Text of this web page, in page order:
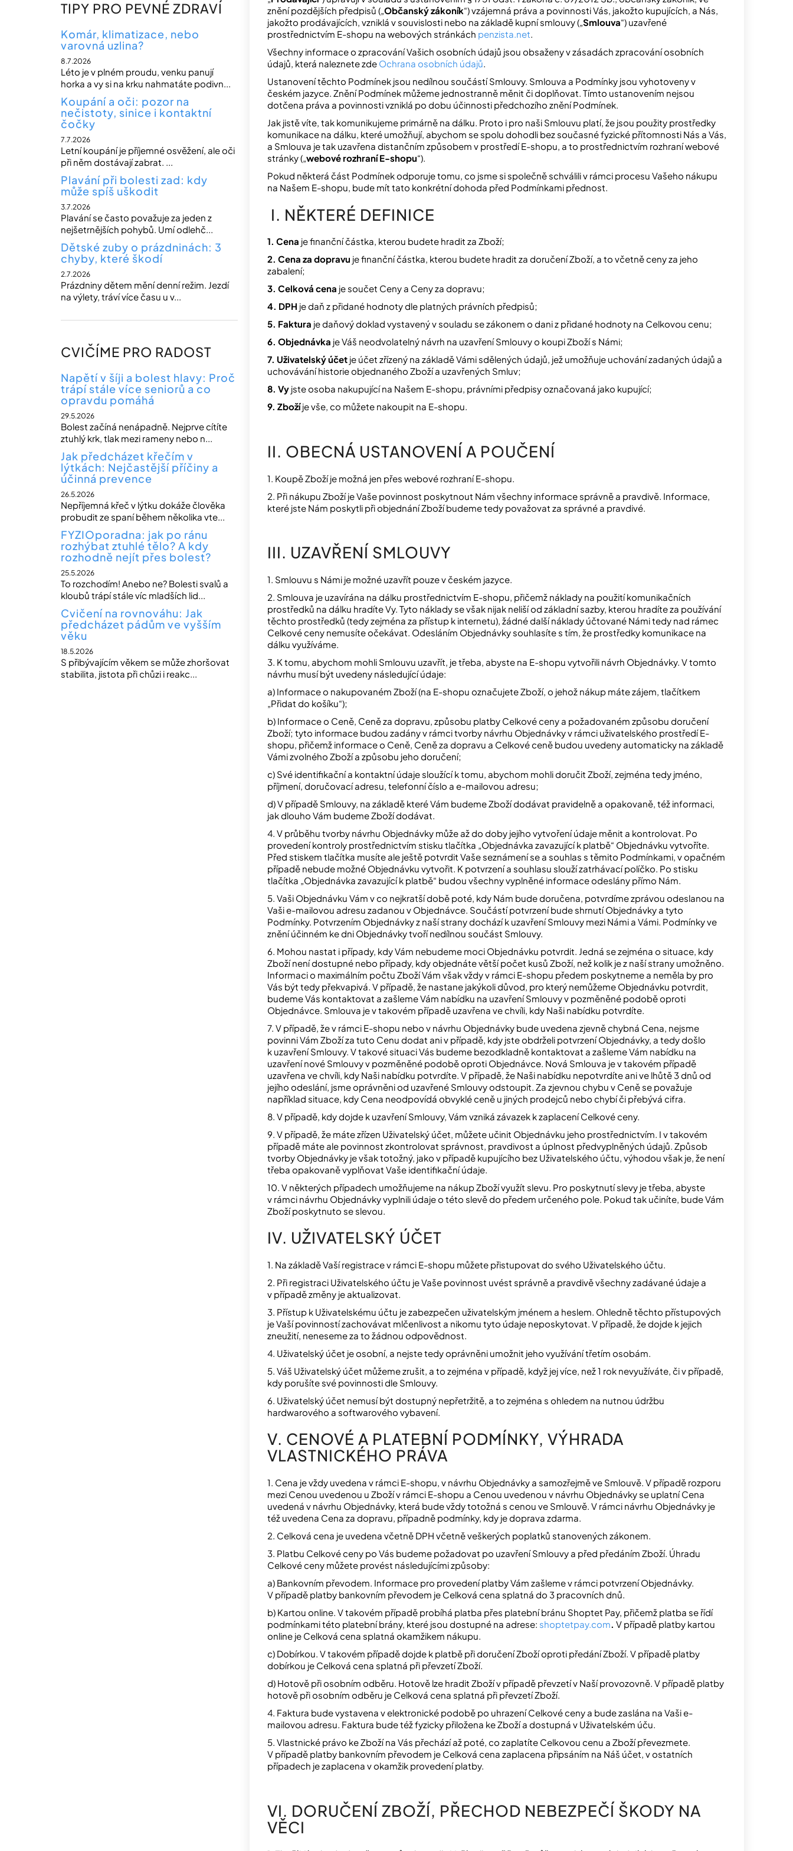
TIPY PRO PEVNÉ ZDRAVÍ
Komár, klimatizace, nebo
varovná uzlina?
8.7.2026
Léto je v plném proudu, venku panují
horka a vy si na krku nahmatáte podivn...
Koupání a oči: pozor na
nečistoty, sinice i kontaktní
čočky
7.7.2026
Letní koupání je příjemné osvěžení, ale oči
při něm dostávají zabrat. ...
Plavání při bolesti zad: kdy
může spíš uškodit
3.7.2026
Plavání se často považuje za jeden z
nejšetrnějších pohybů. Umí odlehč...
Dětské zuby o prázdninách: 3
chyby, které škodí
2.7.2026
Prázdniny dětem mění denní režim. Jezdí
na výlety, tráví více času u v...
CVIČÍME PRO RADOST
Napětí v šíji a bolest hlavy: Proč
trápí stále více seniorů a co
opravdu pomáhá
29.5.2026
Bolest začíná nenápadně. Nejprve cítíte
ztuhlý krk, tlak mezi rameny nebo n...
Jak předcházet křečím v
lýtkách: Nejčastější příčiny a
účinná prevence
26.5.2026
Nepříjemná křeč v lýtku dokáže člověka
probudit ze spaní během několika vte...
FYZIOporadna: jak po ránu
rozhýbat ztuhlé tělo? A kdy
rozhodně nejít přes bolest?
25.5.2026
To rozchodím! Anebo ne? Bolesti svalů a
kloubů trápí stále víc mladších lid...
Cvičení na rovnováhu: Jak
předcházet pádům ve vyšším
věku
18.5.2026
S přibývajícím věkem se může zhoršovat
stabilita, jistota při chůzi i reakc...
znění pozdějších předpisů („Občanský zákoník“) vzájemná práva a povinnosti Vás, jakožto kupujících, a Nás,
jakožto prodávajících, vzniklá v souvislosti nebo na základě kupní smlouvy („Smlouva“) uzavřené
prostřednictvím E-shopu na webových stránkách penzista.net.
Všechny informace o zpracování Vašich osobních údajů jsou obsaženy v zásadách zpracování osobních
údajů, která naleznete zde Ochrana osobních údajů.
Ustanovení těchto Podmínek jsou nedílnou součástí Smlouvy. Smlouva a Podmínky jsou vyhotoveny v
českém jazyce. Znění Podmínek můžeme jednostranně měnit či doplňovat. Tímto ustanovením nejsou
dotčena práva a povinnosti vzniklá po dobu účinnosti předchozího znění Podmínek.
Jak jistě víte, tak komunikujeme primárně na dálku. Proto i pro naši Smlouvu platí, že jsou použity prostředky
komunikace na dálku, které umožňují, abychom se spolu dohodli bez současné fyzické přítomnosti Nás a Vás,
a Smlouva je tak uzavřena distančním způsobem v prostředí E-shopu, a to prostřednictvím rozhraní webové
stránky („webové rozhraní E-shopu“).
Pokud některá část Podmínek odporuje tomu, co jsme si společně schválili v rámci procesu Vašeho nákupu
na Našem E-shopu, bude mít tato konkrétní dohoda před Podmínkami přednost.
I. NĚKTERÉ DEFINICE
1. Cena je finanční částka, kterou budete hradit za Zboží;
2. Cena za dopravu je finanční částka, kterou budete hradit za doručení Zboží, a to včetně ceny za jeho
zabalení;
3. Celková cena je součet Ceny a Ceny za dopravu;
4. DPH je daň z přidané hodnoty dle platných právních předpisů;
5. Faktura je daňový doklad vystavený v souladu se zákonem o dani z přidané hodnoty na Celkovou cenu;
6. Objednávka je Váš neodvolatelný návrh na uzavření Smlouvy o koupi Zboží s Námi;
7. Uživatelský účet je účet zřízený na základě Vámi sdělených údajů, jež umožňuje uchování zadaných údajů a
uchovávání historie objednaného Zboží a uzavřených Smluv;
8. Vy jste osoba nakupující na Našem E-shopu, právními předpisy označovaná jako kupující;
9. Zbožíje vše, co můžete nakoupit na E-shopu.
II. OBECNÁ USTANOVENÍ A POUČENÍ
1. Koupě Zboží je možná jen přes webové rozhraní E-shopu.
2. Při nákupu Zboží je Vaše povinnost poskytnout Nám všechny informace správně a pravdivě. Informace,
které jste Nám poskytli při objednání Zboží budeme tedy považovat za správné a pravdivé.
III. UZAVŘENÍ SMLOUVY
1. Smlouvu s Námi je možné uzavřít pouze v českém jazyce.
2. Smlouva je uzavírána na dálku prostřednictvím E-shopu, přičemž náklady na použití komunikačních
prostředků na dálku hradíte Vy. Tyto náklady se však nijak neliší od základní sazby, kterou hradíte za používání
těchto prostředků (tedy zejména za přístup k internetu), žádné další náklady účtované Námi tedy nad rámec
Celkové ceny nemusíte očekávat. Odesláním Objednávky souhlasíte s tím, že prostředky komunikace na
dálku využíváme.
3. K tomu, abychom mohli Smlouvu uzavřít, je třeba, abyste na E-shopu vytvořili návrh Objednávky. V tomto
návrhu musí být uvedeny následující údaje:
a) Informace o nakupovaném Zboží (na E-shopu označujete Zboží, o jehož nákup máte zájem, tlačítkem
„Přidat do košíku“);
b) Informace o Ceně, Ceně za dopravu, způsobu platby Celkové ceny a požadovaném způsobu doručení
Zboží; tyto informace budou zadány v rámci tvorby návrhu Objednávky v rámci uživatelského prostředí E-
shopu, přičemž informace o Ceně, Ceně za dopravu a Celkové ceně budou uvedeny automaticky na základě
Vámi zvolného Zboží a způsobu jeho doručení;
c) Své identifikační a kontaktní údaje sloužící k tomu, abychom mohli doručit Zboží, zejména tedy jméno,
příjmení, doručovací adresu, telefonní číslo a e-mailovou adresu;
d) V případě Smlouvy, na základě které Vám budeme Zboží dodávat pravidelně a opakovaně, též informaci,
jak dlouho Vám budeme Zboží dodávat.
4. V průběhu tvorby návrhu Objednávky může až do doby jejího vytvoření údaje měnit a kontrolovat. Po
provedení kontroly prostřednictvím stisku tlačítka „Objednávka zavazující k platbě“ Objednávku vytvoříte.
Před stiskem tlačítka musíte ale ještě potvrdit Vaše seznámení se a souhlas s těmito Podmínkami, v opačném
případě nebude možné Objednávku vytvořit. K potvrzení a souhlasu slouží zatrhávací políčko. Po stisku
tlačítka „Objednávka zavazující k platbě“ budou všechny vyplněné informace odeslány přímo Nám.
5. Vaši Objednávku Vám v co nejkratší době poté, kdy Nám bude doručena, potvrdíme zprávou odeslanou na
Vaši e-mailovou adresu zadanou v Objednávce. Součástí potvrzení bude shrnutí Objednávky a tyto
Podmínky. Potvrzením Objednávky z naší strany dochází k uzavření Smlouvy mezi Námi a Vámi. Podmínky ve
znění účinném ke dni Objednávky tvoří nedílnou součást Smlouvy.
6. Mohou nastat i případy, kdy Vám nebudeme moci Objednávku potvrdit. Jedná se zejména o situace, kdy
Zboží není dostupné nebo případy, kdy objednáte větší počet kusů Zboží, než kolik je z naší strany umožněno.
Informaci o maximálním počtu Zboží Vám však vždy v rámci E-shopu předem poskytneme a neměla by pro
Vás být tedy překvapivá. V případě, že nastane jakýkoli důvod, pro který nemůžeme Objednávku potvrdit,
budeme Vás kontaktovat a zašleme Vám nabídku na uzavření Smlouvy v pozměněné podobě oproti
Objednávce. Smlouva je v takovém případě uzavřena ve chvíli, kdy Naši nabídku potvrdíte.
7. V případě, že v rámci E-shopu nebo v návrhu Objednávky bude uvedena zjevně chybná Cena, nejsme
povinni Vám Zboží za tuto Cenu dodat ani v případě, kdy jste obdrželi potvrzení Objednávky, a tedy došlo
k uzavření Smlouvy. V takové situaci Vás budeme bezodkladně kontaktovat a zašleme Vám nabídku na
uzavření nové Smlouvy v pozměněné podobě oproti Objednávce. Nová Smlouva je v takovém případě
uzavřena ve chvíli, kdy Naši nabídku potvrdíte. V případě, že Naši nabídku nepotvrdíte ani ve lhůtě 3 dnů od
jejího odeslání, jsme oprávněni od uzavřené Smlouvy odstoupit. Za zjevnou chybu v Ceně se považuje
například situace, kdy Cena neodpovídá obvyklé ceně u jiných prodejců nebo chybí či přebývá cifra.
8. V případě, kdy dojde k uzavření Smlouvy, Vám vzniká závazek k zaplacení Celkové ceny.
9. V případě, že máte zřízen Uživatelský účet, můžete učinit Objednávku jeho prostřednictvím. I v takovém
případě máte ale povinnost zkontrolovat správnost, pravdivost a úplnost předvyplněných údajů. Způsob
tvorby Objednávky je však totožný, jako v případě kupujícího bez Uživatelského účtu, výhodou však je, že není
třeba opakovaně vyplňovat Vaše identifikační údaje.
10. V některých případech umožňujeme na nákup Zboží využít slevu. Pro poskytnutí slevy je třeba, abyste
v rámci návrhu Objednávky vyplnili údaje o této slevě do předem určeného pole. Pokud tak učiníte, bude Vám
Zboží poskytnuto se slevou.
IV. UŽIVATELSKÝ ÚČET
1. Na základě Vaší registrace v rámci E-shopu můžete přistupovat do svého Uživatelského účtu.
2. Při registraci Uživatelského účtu je Vaše povinnost uvést správně a pravdivě všechny zadávané údaje a
v případě změny je aktualizovat.
3. Přístup k Uživatelskému účtu je zabezpečen uživatelským jménem a heslem. Ohledně těchto přístupových
je Vaší povinností zachovávat mlčenlivost a nikomu tyto údaje neposkytovat. V případě, že dojde k jejich
zneužití, neneseme za to žádnou odpovědnost.
4. Uživatelský účet je osobní, a nejste tedy oprávněni umožnit jeho využívání třetím osobám.
5. Váš Uživatelský účet můžeme zrušit, a to zejména v případě, když jej více, než 1 rok nevyužíváte, či v případě,
kdy porušíte své povinnosti dle Smlouvy.
6. Uživatelský účet nemusí být dostupný nepřetržitě, a to zejména s ohledem na nutnou údržbu
hardwarového a softwarového vybavení.
V. CENOVÉ A PLATEBNÍ PODMÍNKY, VÝHRADA
VLASTNICKÉHO PRÁVA
1. Cena je vždy uvedena v rámci E-shopu, v návrhu Objednávky a samozřejmě ve Smlouvě. V případě rozporu
mezi Cenou uvedenou u Zboží v rámci E-shopu a Cenou uvedenou v návrhu Objednávky se uplatní Cena
uvedená v návrhu Objednávky, která bude vždy totožná s cenou ve Smlouvě. V rámci návrhu Objednávky je
též uvedena Cena za dopravu, případně podmínky, kdy je doprava zdarma.
2. Celková cena je uvedena včetně DPH včetně veškerých poplatků stanovených zákonem.
3. Platbu Celkové ceny po Vás budeme požadovat po uzavření Smlouvy a před předáním Zboží. Úhradu
Celkové ceny můžete provést následujícímizpůsoby:
a) Bankovním převodem. Informace pro provedení platby Vám zašleme v rámci potvrzení Objednávky.
V případě platby bankovním převodem je Celková cena splatná do 3 pracovních dnů.
b) Kartou online. V takovém případě probíhá platba přes platební bránu Shoptet Pay, přičemž platba se řídí
podmínkami této platební brány, které jsou dostupné na adrese: shoptetpay.com. V případě platby kartou
online je Celková cena splatná okamžikem nákupu.
c) Dobírkou. V takovém případě dojde k platbě při doručení Zboží oproti předání Zboží. V případě platby
dobírkou je Celková cena splatná při převzetí Zboží.
d) Hotově při osobním odběru. Hotově lze hradit Zboží v případě převzetí v Naší provozovně. V případě platby
hotově při osobním odběru je Celková cena splatná při převzetí Zboží.
4. Faktura bude vystavena v elektronické podobě po uhrazení Celkové ceny a bude zaslána na Vaši e-
mailovou adresu. Faktura bude též fyzicky přiložena ke Zboží a dostupná v Uživatelském úču.
5. Vlastnické právo ke Zboží na Vás přechází až poté, co zaplatíte Celkovou cenu a Zboží převezmete.
V případě platby bankovním převodem je Celková cena zaplacena připsáním na Náš účet, v ostatních
případech je zaplacena v okamžik provedení platby.
VI. DORUČENÍ ZBOŽÍ, PŘECHOD NEBEZPEČÍ ŠKODY NA
VĚCI